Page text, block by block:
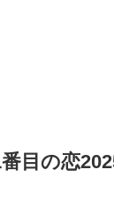
番目の恋